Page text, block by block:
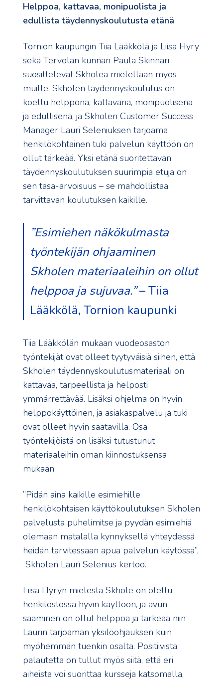
Helppoa, kattavaa, monipuolista ja
edullista täydennyskoulutusta etänä
Tornion kaupungin Tiia Lääkkölä ja Liisa Hyry
sekä Tervolan kunnan Paula Skinnari
suosittelevat Skholea mielellään myös
muille. Skholen täydennyskoulutus on
koettu helppona, kattavana, monipuolisena
ja edullisena, ja Skholen Customer Success
Manager Lauri Seleniuksen tarjoama
henkilökohtainen tuki palvelun käyttöön on
ollut tärkeää. Yksi etänä suoritettavan
täydennyskoulutuksen suurimpia etuja on
sen tasa-arvoisuus – se mahdollistaa
tarvittavan koulutuksen kaikille.
”Esimiehen näkökulmasta
työntekijän ohjaaminen
Skholen materiaaleihin on ollut
helppoa ja sujuvaa.”– Tiia
Lääkkölä, Tornion kaupunki
Tiia Lääkkölän mukaan vuodeosaston
työntekijät ovat olleet tyytyväisiä siihen, että
Skholen täydennyskoulutusmateriaali on
kattavaa, tarpeellista ja helposti
ymmärrettävää. Lisäksi ohjelma on hyvin
helppokäyttöinen, ja asiakaspalvelu ja tuki
ovat olleet hyvin saatavilla. Osa
työntekijöistä on lisäksi tutustunut
materiaaleihin oman kiinnostuksensa
mukaan.
”Pidän aina kaikille esimiehille
henkilökohtaisen käyttökoulutuksen Skholen
palvelusta puhelimitse ja pyydän esimiehiä
olemaan matalalla kynnyksellä yhteydessä
heidän tarvitessaan apua palvelun käytössä”,
Skholen Lauri Selenius kertoo.
Liisa Hyryn mielestä Skhole on otettu
henkilöstössä hyvin käyttöön, ja avun
saaminen on ollut helppoa ja tärkeää niin
Laurin tarjoaman yksilöohjauksen kuin
myöhemmän tuenkin osalta. Positiivista
palautetta on tullut myös siitä, että eri
aiheista voi suorittaa kursseja katsomalla,